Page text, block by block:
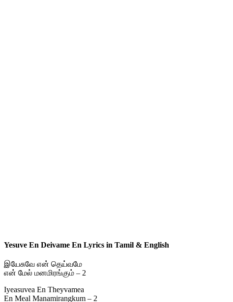
Yesuve En Deivame En Lyrics in Tamil & English
இயேசுவே என் தெய்வமே
என் மேல் மனமிரங்கும் – 2
Iyeasuvea En Theyvamea
En Meal Manamirangkum – 2